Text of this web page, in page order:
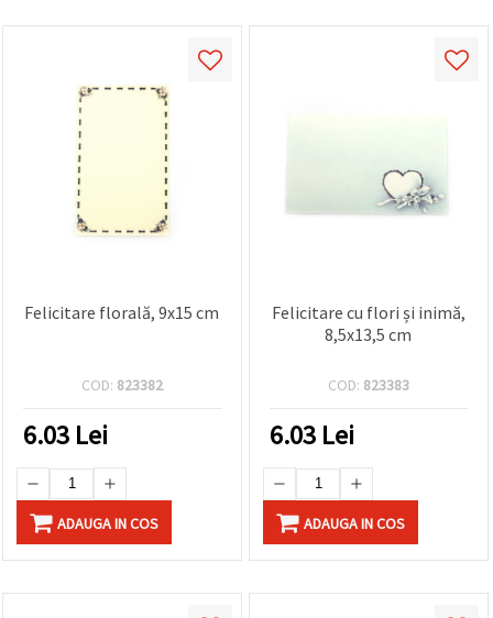
Felicitare florală, 9x15 cm
COD: 823382
6.03 Lei
ADAUGA IN COS
Felicitare cu flori și inimă,
8,5x13,5 cm
COD: 823383
6.03 Lei
ADAUGA IN COS